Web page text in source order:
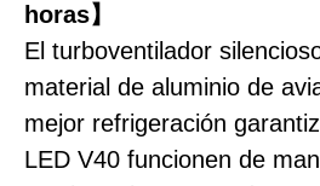
horas】
El turboventilador
material de aluminio de
mejor refrigeración
LED V40 funcionen de